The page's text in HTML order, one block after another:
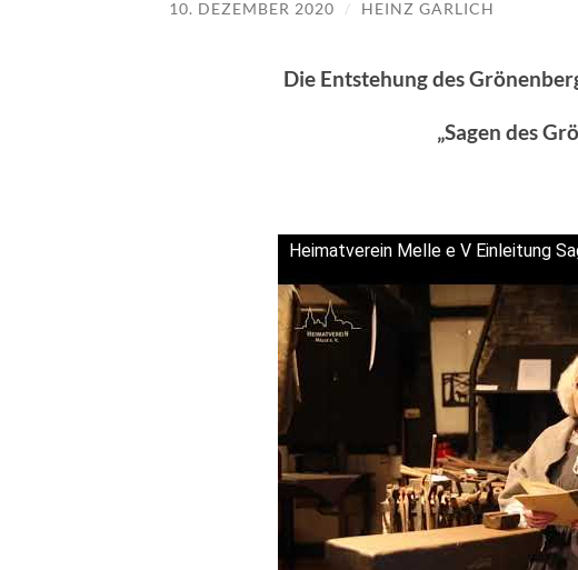
10. DEZEMBER 2020 / HEINZ GARLICH
Die Entstehung des
„Sagen des
Heimatverein Melle e V Einleitung